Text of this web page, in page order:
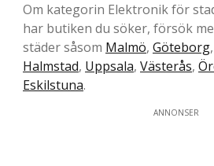
Om kategorin Elektronik för
har butiken du söker, försök
städer såsom Malmö, Göteborg,
Halmstad, Uppsala, Västerås,
Eskilstuna.
ANNONSER